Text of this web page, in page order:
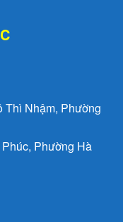
Thì Nhậm, Phường
Phường Hà